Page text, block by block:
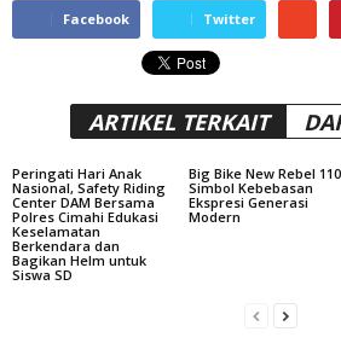
Facebook Twitter
ARTIKEL TERKAIT
Peringati Hari Anak
Nasional, Safety Riding
Center DAM Bersama
Polres Cimahi Edukasi
Keselamatan
Berkendara dan
Bagikan Helm untuk
Siswa SD
Big Bike New Rebel
Simbol Kebebasan
Ekspresi Generasi
Modern